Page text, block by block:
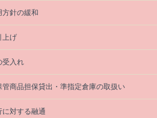
方針の緩和
上げ
受入れ
管商品担保貸出・準指定倉庫の取扱い
対する融通